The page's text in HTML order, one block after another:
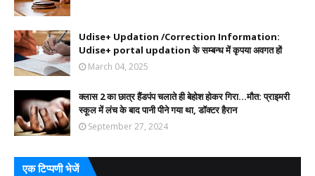
Udise+ Updation /Correction Information:
Udise+ portal updation के सम्बन्ध में कृपया अवगत हों
March 04, 2025
क्लास 2 का छात्र हैंडपंप चलाते ही बेहोश होकर गिरा...मौत: प्राइमरी
स्कूल में लंच के बाद पानी पीने गया था, डॉक्टर हैरान
September 27, 2024
एक टिप्पणी भेजें